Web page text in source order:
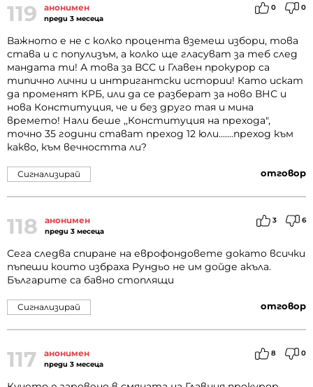
119 анонимен
преди 3 месеца
0 0
Важното е не с колко процента вземеш избори, това
става и с популизъм, а колко ще гласуват за теб след
мандата ти! А това за ВСС и Главен прокурор са
типично лични и интригантски истории! Като искат
да променят КРБ, или да се разберат за ново ВНС и
нова Конституция, че и без друго тая и мина
времето! Нали беше ,,Конституция на прехода",
точно 35 години стават преход 12 юли.......преход към
какво, към вечността ли?
отговор
Сигнализирай
118 анонимен
преди 3 месеца
3 6
Сега следва спиране на еврофондовете докато всички
пъneши които избраха Pyндьo не им дойде акъла.
Българите са бавно стоплящи
отговор
Сигнализирай
117 анонимен
преди 3 месеца
8 0